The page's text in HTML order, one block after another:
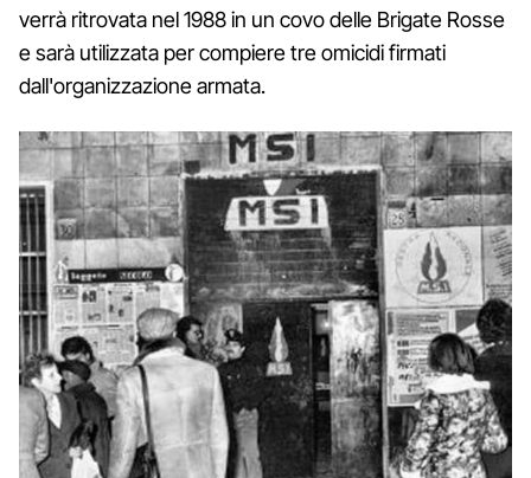
verrà ritrovata nel 1988 in un covo delle Brigate Rosse
e sarà utilizzata per compiere tre omicidi firmati
dall'organizzazione armata.